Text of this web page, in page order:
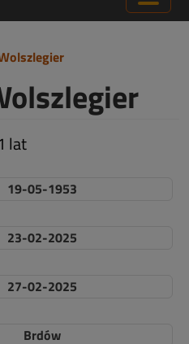
lat
19-05-1953
23-02-2025
27-02-2025
Brdów